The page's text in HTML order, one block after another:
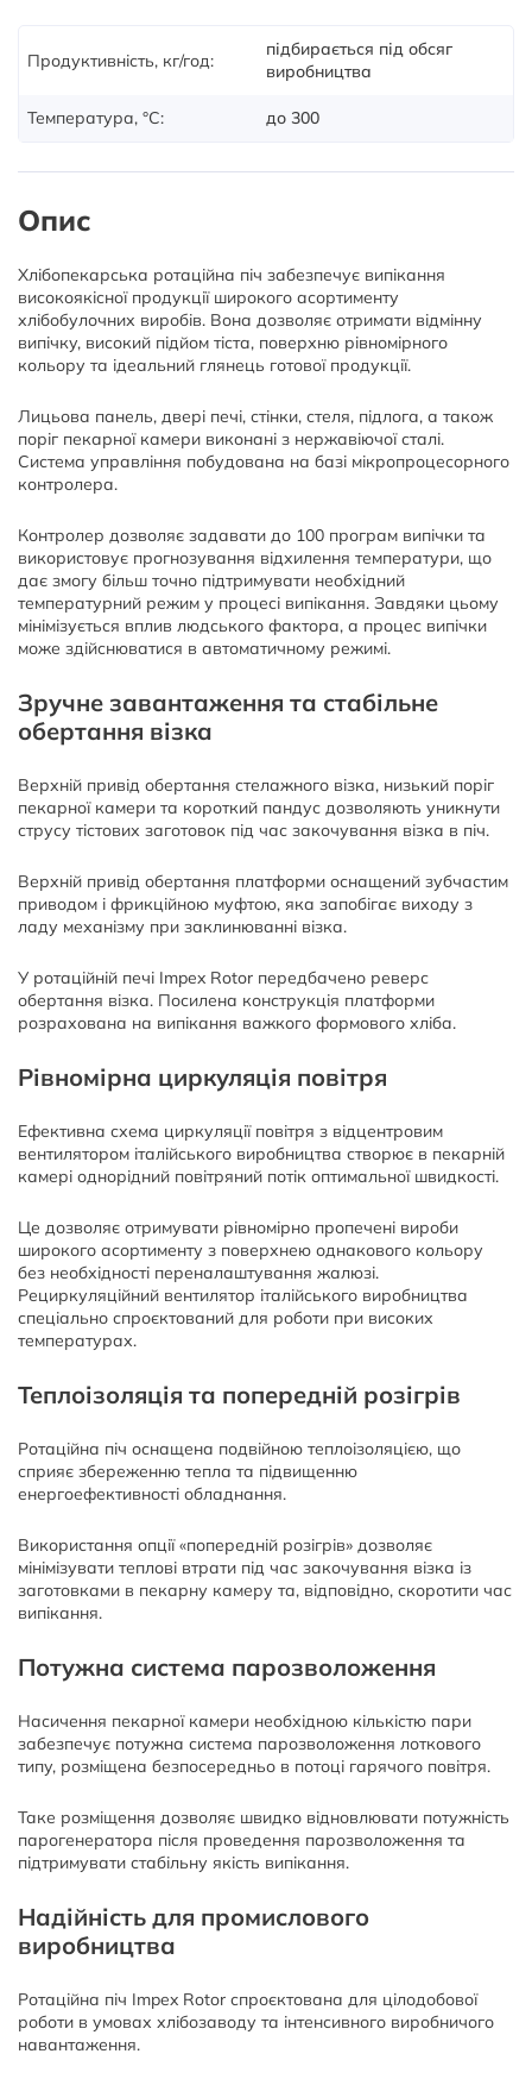
Продуктивність, кг/год:
підбирається під обсяг
виробництва
Температура, °С: до 300
Опис
Хлібопекарська ротаційна піч забезпечує випікання
високоякісної продукції широкого асортименту
хлібобулочних виробів. Вона дозволяє отримати відмінну
випічку, високий підйом тіста, поверхню рівномірного
кольору та ідеальний глянець готової продукції.
Лицьова панель, двері печі, стінки, стеля, підлога, а також
поріг пекарної камери виконані з нержавіючої сталі.
Система управління побудована на базі мікропроцесорного
контролера.
Контролер дозволяє задавати до 100 програм випічки та
використовує прогнозування відхилення температури, що
дає змогу більш точно підтримувати необхідний
температурний режим у процесі випікання. Завдяки цьому
мінімізується вплив людського фактора, а процес випічки
може здійснюватися в автоматичному режимі.
Зручне завантаження та стабільне
обертання візка
Верхній привід обертання стелажного візка, низький поріг
пекарної камери та короткий пандус дозволяють уникнути
струсу тістових заготовок під час закочування візка в піч.
Верхній привід обертання платформи оснащений зубчастим
приводом і фрикційною муфтою, яка запобігає виходу з
ладу механізму при заклинюванні візка.
У ротаційній печі Impex Rotor передбачено реверс
обертання візка. Посилена конструкція платформи
розрахована на випікання важкого формового хліба.
Рівномірна циркуляція повітря
Ефективна схема циркуляції повітря з відцентровим
вентилятором італійського виробництва створює в пекарній
камері однорідний повітряний потік оптимальної швидкості.
Це дозволяє отримувати рівномірно пропечені вироби
широкого асортименту з поверхнею однакового кольору
без необхідності переналаштування жалюзі.
Рециркуляційний вентилятор італійського виробництва
спеціально спроєктований для роботи при високих
температурах.
Теплоізоляція та попередній розігрів
Ротаційна піч оснащена подвійною теплоізоляцією, що
сприяє збереженню тепла та підвищенню
енергоефективності обладнання.
Використання опції «попередній розігрів» дозволяє
мінімізувати теплові втрати під час закочування візка із
заготовками в пекарну камеру та, відповідно, скоротити час
випікання.
Потужна система парозволоження
Насичення пекарної камери необхідною кількістю пари
забезпечує потужна система парозволоження лоткового
типу, розміщена безпосередньо в потоці гарячого повітря.
Таке розміщення дозволяє швидко відновлювати потужність
парогенератора після проведення парозволоження та
підтримувати стабільну якість випікання.
Надійність для промислового
виробництва
Ротаційна піч Impex Rotor спроєктована для цілодобової
роботи в умовах хлібозаводу та інтенсивного виробничого
навантаження.